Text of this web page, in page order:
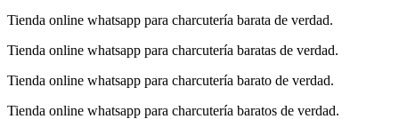
Tienda online whatsapp para charcutería barata de verdad.
Tienda online whatsapp para charcutería baratas de verdad.
Tienda online whatsapp para charcutería barato de verdad.
Tienda online whatsapp para charcutería baratos de verdad.